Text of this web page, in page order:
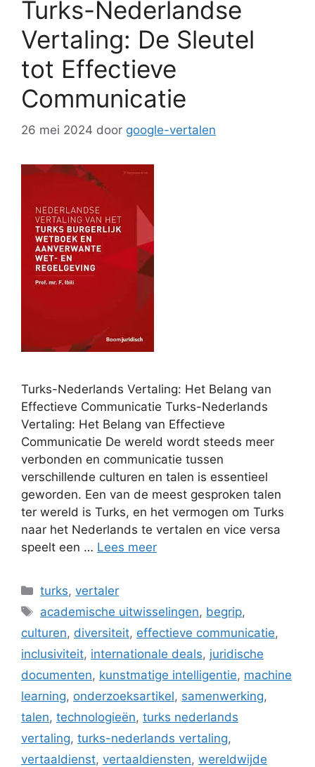
Turks-Nederlandse
Vertaling: De Sleutel
tot Effectieve
Communicatie
26 mei 2024 door google-vertalen
Turks-Nederlands Vertaling: Het Belang van
Effectieve Communicatie Turks-Nederlands
Vertaling: Het Belang van Effectieve
Communicatie De wereld wordt steeds meer
verbonden en communicatie tussen
verschillende culturen en talen is essentieel
geworden. Een van de meest gesproken talen
ter wereld is Turks, en het vermogen om Turks
naar het Nederlands te vertalen en vice versa
speelt een … Lees meer
Categorieën
turks,vertaler
Tags
academische uitwisselingen, begrip,
culturen, diversiteit, effectieve communicatie,
inclusiviteit, internationale deals, juridische
documenten, kunstmatige intelligentie, machine
learning, onderzoeksartikel, samenwerking,
talen, technologieën, turks nederlands
vertaling, turks-nederlands vertaling,
vertaaldienst, vertaaldiensten, wereldwijde